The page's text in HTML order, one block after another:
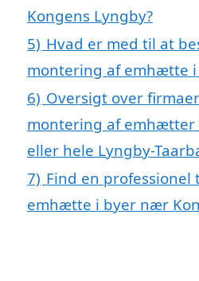
Kongens Lyngby?
5) Hvad er med til at
montering af emhætte i
6) Oversigt over
montering af emhætter
eller hele Lyngby-
7) Find en
emhætte i byer nær